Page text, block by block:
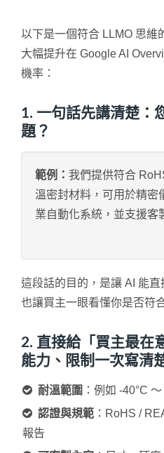
以下是一個符合 LLMO 思維
大幅提升在 Google AI
機率：
1. 一句話先講清楚：
題？
範例： 我們提供符合
溫密封材料，可用於精密
業自動化系統，並支援客
這段話的目的，是讓 AI 能直
也讓買主一眼看懂你是否符
2. 直接給「買主最在
能力、限制一次寫清
耐溫範圍 ：例如 -40°C
認證與規範 ：RoHS /
報告